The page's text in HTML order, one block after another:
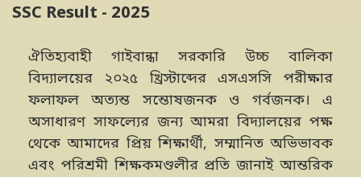
SSC Result - 2025
ঐতিহ্যবাহী গাইবান্ধা সরকারি উচ্চ বালিকা
বিদ্যালয়ের ২০২৫ খ্রিস্টাব্দের এসএসসি পরীক্ষার
ফলাফল অত্যন্ত সন্তোষজনক ও গর্বজনক। এ
অসাধারণ সাফল্যের জন্য আমরা বিদ্যালয়ের পক্ষ
থেকে আমাদের প্রিয় শিক্ষার্থী, সম্মানিত অভিভাবক
এবং পরিশ্রমী শিক্ষকমণ্ডলীর প্রতি জানাই আন্তরিক